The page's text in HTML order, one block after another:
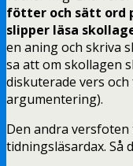
fötter och sätt ord
slipper läsa
en aning och skriva
sa att om skollagen
diskuterade vers
argumentering).
Den andra
tidningsläsardax. Så